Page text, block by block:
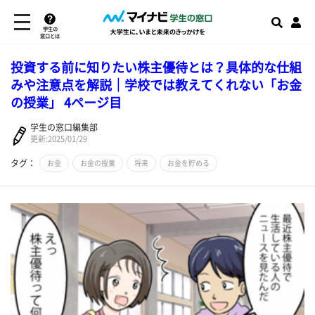
学生の
窓口とは
投資する前に知りたい株主優待とは？具体的な仕組
みや注意点を解説｜学校では教えてくれない「お金
の授業」 4ページ目
学生の窓口編集部
更新:2025/01/29
タグ： お金 お金の授業 将来 お金を貯める